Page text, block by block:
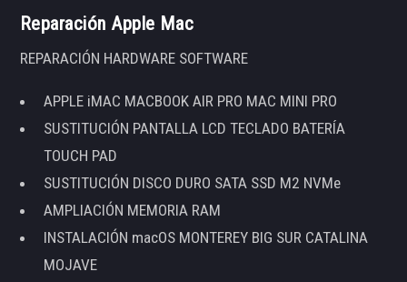
Reparación Apple Mac
REPARACIÓN HARDWARE SOFTWARE
APPLE iMAC MACBOOK AIR PRO MAC MINI PRO
SUSTITUCIÓN PANTALLA LCD TECLADO BATERÍA
TOUCH PAD
SUSTITUCIÓN DISCO DURO SATA SSD M2 NVMe
AMPLIACIÓN MEMORIA RAM
INSTALACIÓN macOS MONTEREY BIG SUR CATALINA
MOJAVE